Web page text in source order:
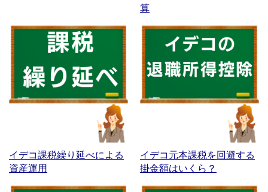
算
イデコ課税繰り延べによる
資産運用
イデコ元本課税を回避する
掛金額はいくら？